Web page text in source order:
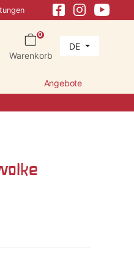
0
Warenkorb
DE
Angebote